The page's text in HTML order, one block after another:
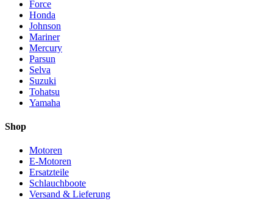
Force
Honda
Johnson
Mariner
Mercury
Parsun
Selva
Suzuki
Tohatsu
Yamaha
Shop
Motoren
E-Motoren
Ersatzteile
Schlauchboote
Versand & Lieferung